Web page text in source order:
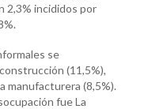
2,3% incididos por
se
(11,5%),
manufacturera (8,5%).
fue La